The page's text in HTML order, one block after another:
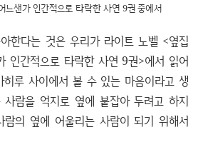
느샌가 인간적으로 타락한 사연 9권 중에서
한다는 것은 우리가 라이트 노벨 <옆집
인간적으로 타락한 사연 9권>에서 읽어
루 사이에서 볼 수 있는 마음이라고 생
람을 억지로 옆에 붙잡아 두려고 하지
람의 옆에 어울리는 사람이 되기 위해서